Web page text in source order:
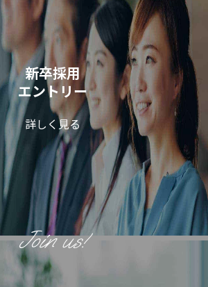
新卒採用
エントリー
詳しく見る